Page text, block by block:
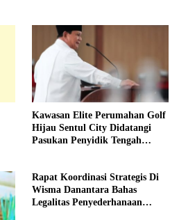
Kawasan Elite Perumahan Golf
Hijau Sentul City Didatangi
Pasukan Penyidik Tengah
Rapat Koordinasi Strategis Di
Wisma Danantara Bahas
Legalitas Penyederhanaan